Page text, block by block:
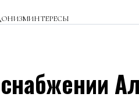
ИНТЕРЕСЫ